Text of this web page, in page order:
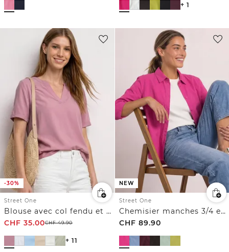
+ 1
-30%
Street One
Blouse avec col fendu et turn-up
CHF 35.00CHF49.90
+ 11
NEW
Street One
Chemisier manches 3/4 en velours côtelé texturé
CHF 89.90